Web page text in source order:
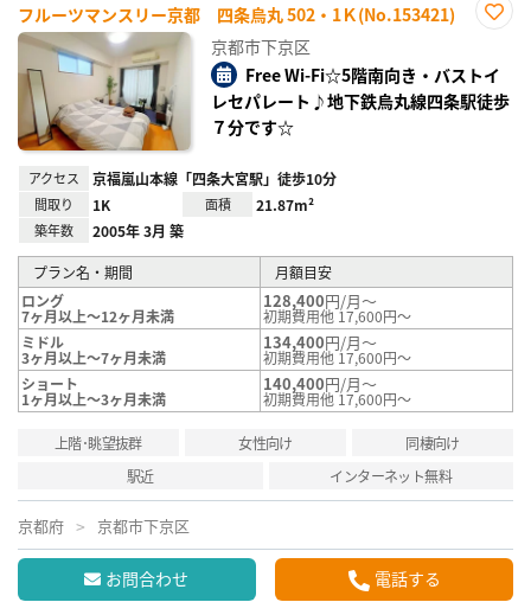
フルーツマンスリー京都 四条烏丸 502・1Ｋ(No.153421)
り登
録
京都市下京区
Free Wi-Fi☆5階南向き・バストイ
レセパレート♪地下鉄烏丸線四条駅徒歩
７分です☆
アクセス 京福嵐山本線「四条大宮駅」徒歩10分
間取り 1K 面積 21.87m²
築年数 2005年 3月 築
プラン名・期間
月額目安
ロング
7ヶ月以上～12ヶ月未満
128,400円/月～
初期費用他 17,600円～
ミドル
3ヶ月以上～7ヶ月未満
134,400円/月～
初期費用他 17,600円～
ショート
1ヶ月以上～3ヶ月未満
140,400円/月～
初期費用他 17,600円～
上階･眺望抜群 女性向け
同棲向け
駅近
インターネット無料
京都府 京都市下京区
お問合わせ 電話する